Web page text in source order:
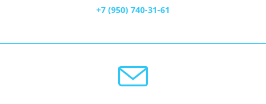
+7 (950) 740-31-61